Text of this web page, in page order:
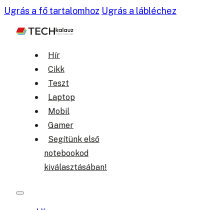
Ugrás a fő tartalomhoz Ugrás a lábléchez
Hír
Cikk
Teszt
Laptop
Mobil
Gamer
Segítünk első
notebookod
kiválasztásában!